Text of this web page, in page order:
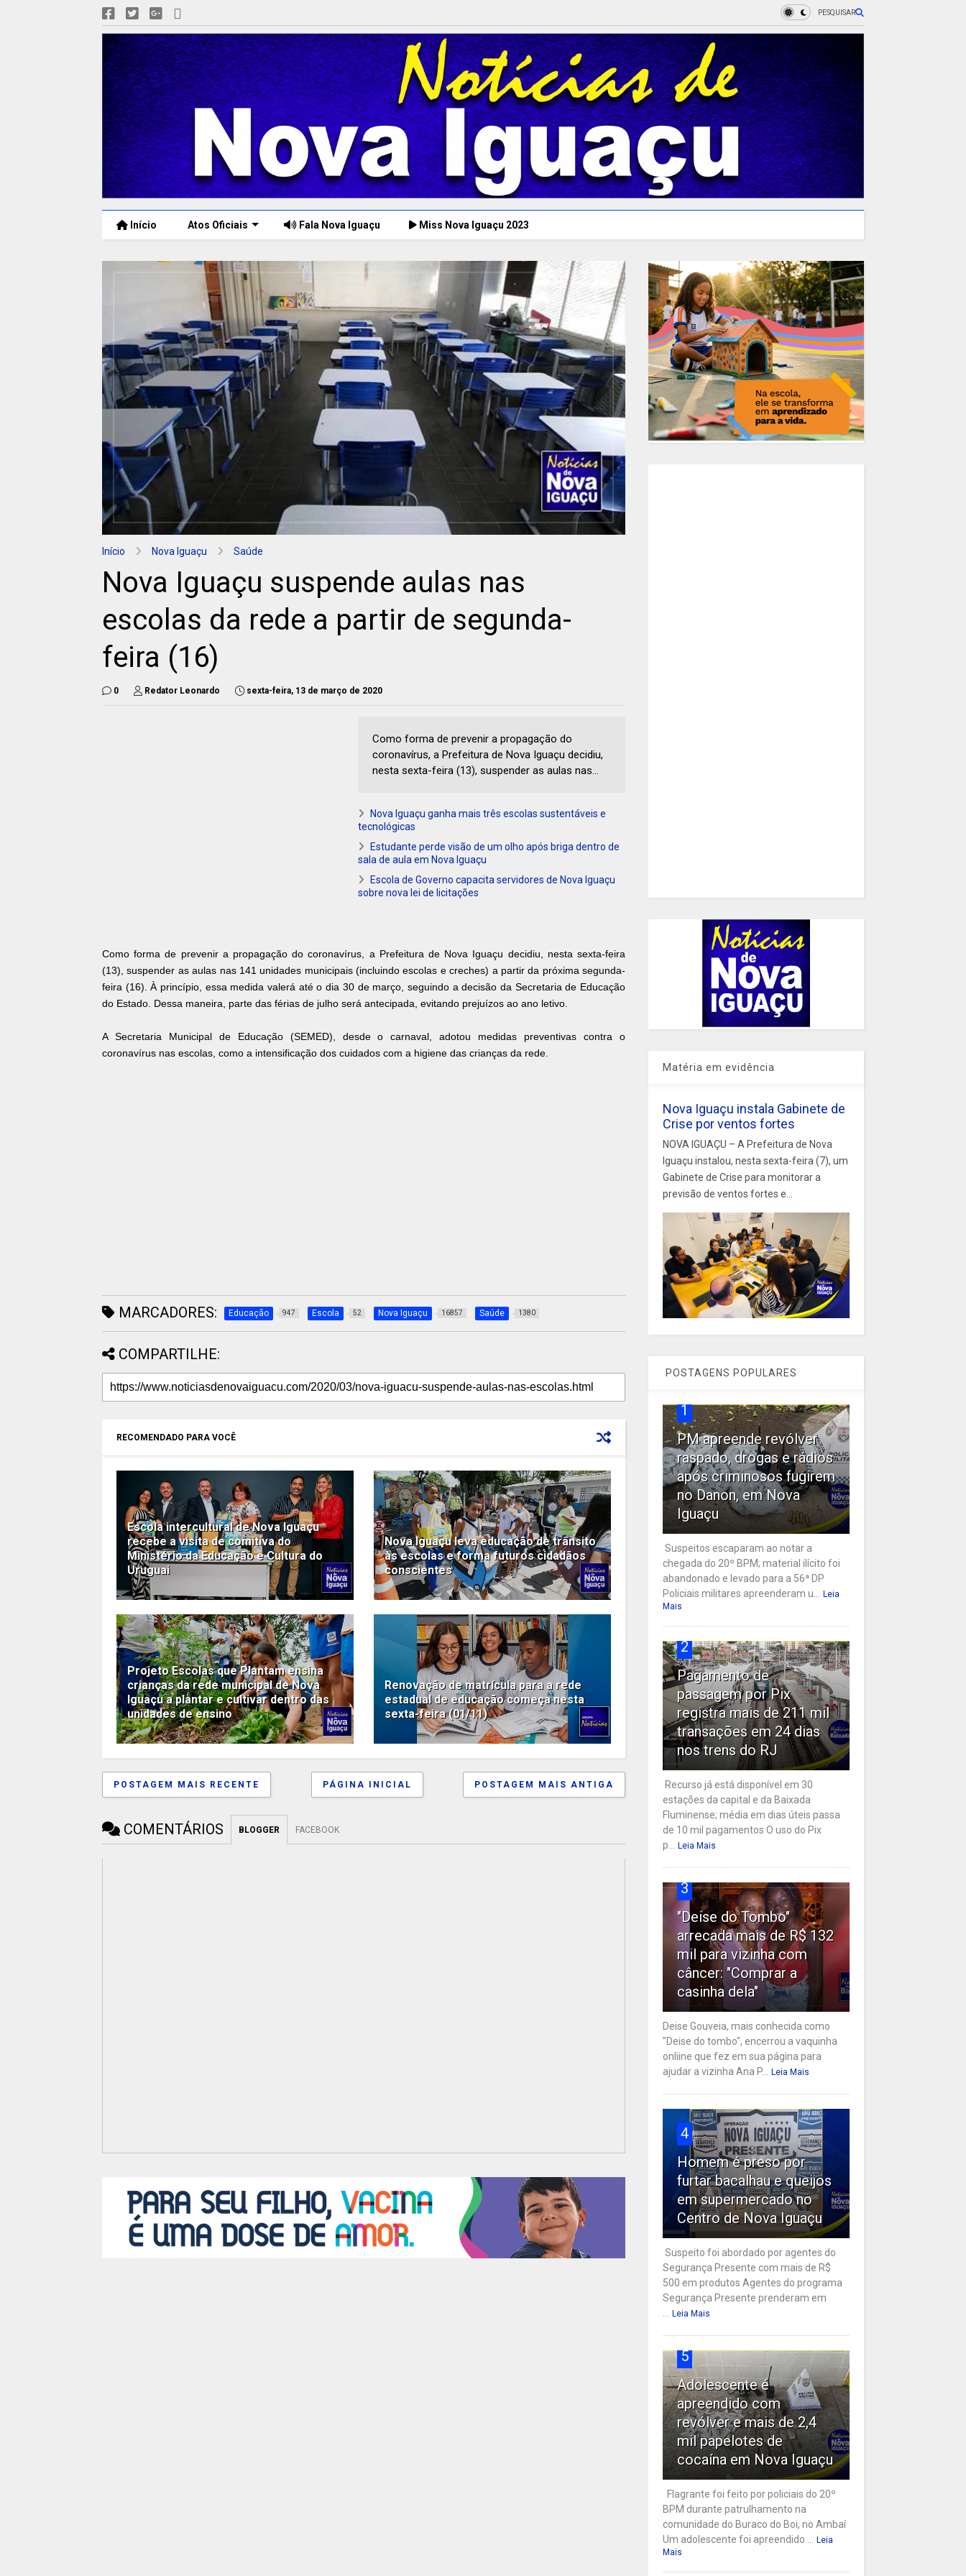
PESQUISAR
Início Atos Oficiais Fala Nova Iguaçu Miss Nova Iguaçu 2023
Início Nova Iguaçu Saúde
Nova Iguaçu suspende aulas nas
escolas da rede a partir de segunda-
feira (16)
0 Redator Leonardo sexta-feira, 13 de março de 2020
Como forma de prevenir a propagação do
coronavírus, a Prefeitura de Nova Iguaçu decidiu,
nesta sexta-feira (13), suspender as aulas nas...
Nova Iguaçu ganha mais três escolas sustentáveis e
tecnológicas
Estudante perde visão de um olho após briga dentro de
sala de aula em Nova Iguaçu
Escola de Governo capacita servidores de Nova Iguaçu
sobre nova lei de licitações
Como forma de prevenir a propagação do coronavírus, a Prefeitura de Nova Iguaçu decidiu, nesta sexta-feira
(13), suspender as aulas nas 141 unidades municipais (incluindo escolas e creches) a partir da próxima segunda-
feira (16). À princípio, essa medida valerá até o dia 30 de março, seguindo a decisão da Secretaria de Educação
do Estado. Dessa maneira, parte das férias de julho será antecipada, evitando prejuízos ao ano letivo.
A Secretaria Municipal de Educação (SEMED), desde o carnaval, adotou medidas preventivas contra o
coronavírus nas escolas, como a intensificação dos cuidados com a higiene das crianças da rede.
MARCADORES: Educação 947 Escola 52 Nova Iguaçu 16857 Saúde 1380
COMPARTILHE:
RECOMENDADO PARA VOCÊ
Escola intercultural de Nova Iguaçu
recebe a visita de comitiva do
Ministério da Educação e Cultura do
Uruguai
Nova Iguaçu leva educação de trânsito
às escolas e forma futuros cidadãos
conscientes
Projeto Escolas que Plantam ensina
crianças da rede municipal de Nova
Iguaçu a plantar e cultivar dentro das
unidades de ensino
Renovação de matrícula para a rede
estadual de educação começa nesta
sexta-feira (01/11)
POSTAGEM MAIS RECENTE POSTAGEM MAIS ANTIGA
PÁGINA INICIAL
COMENTÁRIOS BLOGGER FACEBOOK
Matéria em evidência
Nova Iguaçu instala Gabinete de
Crise por ventos fortes
NOVA IGUAÇU – A Prefeitura de Nova
Iguaçu instalou, nesta sexta-feira (7), um
Gabinete de Crise para monitorar a
previsão de ventos fortes e...
POSTAGENS POPULARES
1
PM apreende revólver
raspado, drogas e rádios
após criminosos fugirem
no Danon, em Nova
Iguaçu
Suspeitos escaparam ao notar a
chegada do 20º BPM; material ilícito foi
abandonado e levado para a 56ª DP
Policiais militares apreenderam u...
Leia
Mais
2
Pagamento de
passagem por Pix
registra mais de 211 mil
transações em 24 dias
nos trens do RJ
Recurso já está disponível em 30
estações da capital e da Baixada
Fluminense; média em dias úteis passa
de 10 mil pagamentos O uso do Pix
p...
Leia Mais
3
"Deise do Tombo"
arrecada mais de R$ 132
mil para vizinha com
câncer: "Comprar a
casinha dela"
Deise Gouveia, mais conhecida como
"Deise do tombo", encerrou a vaquinha
onliine que fez em sua página para
ajudar a vizinha Ana P...
Leia Mais
4
Homem é preso por
furtar bacalhau e queijos
em supermercado no
Centro de Nova Iguaçu
Suspeito foi abordado por agentes do
Segurança Presente com mais de R$
500 em produtos Agentes do programa
Segurança Presente prenderam em
Leia Mais
5
Adolescente é
apreendido com
revólver e mais de 2,4
mil papelotes de
cocaína em Nova Iguaçu
Flagrante foi feito por policiais do 20º
BPM durante patrulhamento na
comunidade do Buraco do Boi, no Ambaí
Um adolescente foi apreendido ...
Leia
Mais